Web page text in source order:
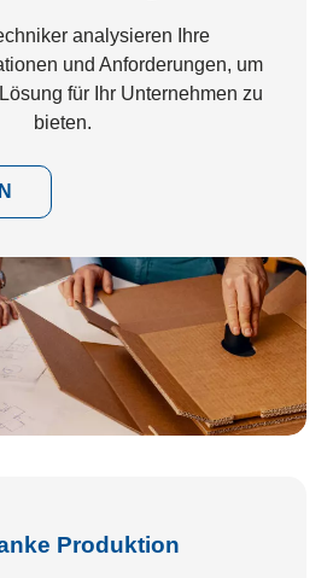
analysieren Ihre
und Anforderungen, um
für Ihr Unternehmen zu
bieten.
Produktion